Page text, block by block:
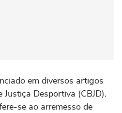
em diversos artigos
Desportiva (CBJD).
se ao arremesso de